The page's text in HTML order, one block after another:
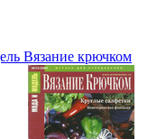
Вязание крючком